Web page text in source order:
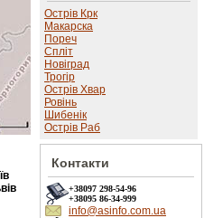
Острів Крк
Макарска
Пореч
Спліт
Новіград
Трогір
Острів Хвар
Ровінь
Шибенік
Острів Раб
Контакти
+38097 298-54-96
+38095 86-34-999
info@asinfo.com.ua